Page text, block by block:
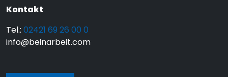
Kontakt
Tel.: 02421 69 26 00 0
info@beinarbeit.com